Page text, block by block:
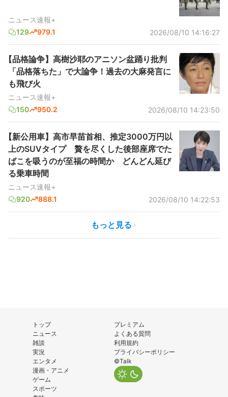
ニュース速報+
129
979.1 2026/08/10 14:16:27
【品格論争】高樹沙耶のアニソン盆踊り批判
「品格落ちた」で大論争！過去の大麻発言に
も飛び火
ニュース速報+
150
950.2 2026/08/10 14:23:50
【新公用車】高市早苗首相、推定3000万円以
上のSUVタイプ 贅を尽くした後部座席でた
ばこを吸うのが至福の時間か どんどん延び
る乗車時間
ニュース速報+
920
888.1 2026/08/10 14:22:53
もっと見る
トップ
ニュース
雑談
実況
エンタメ
漫画・アニメ
ゲーム
スポーツ
プレミアム
よくある質問
利用規約
プライバシーポリシー
©Talk